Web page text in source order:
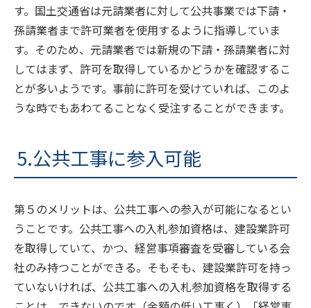
す。国土交通省は元請業者に対して公共事業では下請・
孫請業者まで許可業者を使用するように指導していま
す。そのため、元請業者では新規の下請・孫請業者に対
してはまず、許可を取得しているかどうかを確認するこ
とが多いようです。事前に許可を受けていれば、このよ
うな時でもあわてることなく受注することができます。
5.公共工事に参入可能
第５のメリットは、公共工事への参入が可能になるとい
うことです。公共工事への入札参加資格は、建設業許可
を取得していて、かつ、経営事項審査を受審している会
社のみ持つことができる。そもそも、建設業許可を持っ
ていないければ、公共工事への入札参加資格を取得する